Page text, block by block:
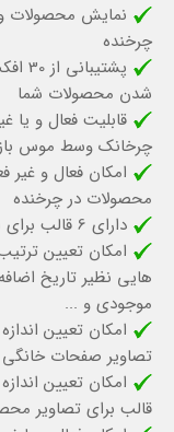
نمایش محصولات
چرخنده
شدن محصولات شما
قابلیت فعال و یا
چرخانک وسط موس
امکان فعال و
محصولات در چرخنده
دارای 6 قالب برای نحوه نمایش در قالب شما
امکان تعیین
هایی نظیر تاریخ
موجودی و ...
امکان تعیین
تصاویر صفحات
امکان تعیین
قالب برای تصاویر